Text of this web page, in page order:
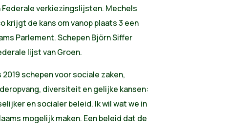
verkiezingslijsten. Mechels
krijgt de kans om vanop plaats 3 een
Parlement. Schepen Björn Siffer
lijst van Groen.
schepen voor sociale zaken,
diversiteit en gelijke kansen:
en socialer beleid. Ik wil wat we in
mogelijk maken. Een beleid dat de